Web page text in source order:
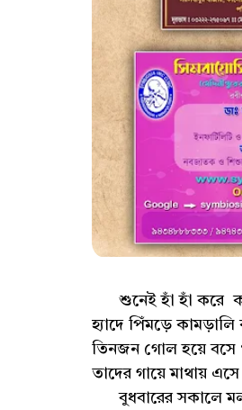
শুনেই হাঁ হাঁ করে
হ্যাদে পিঁমড়ে
তিনজন গোল হয়ে বসে
তাদের গায়ে মাথায়
বুধবারের সকালে